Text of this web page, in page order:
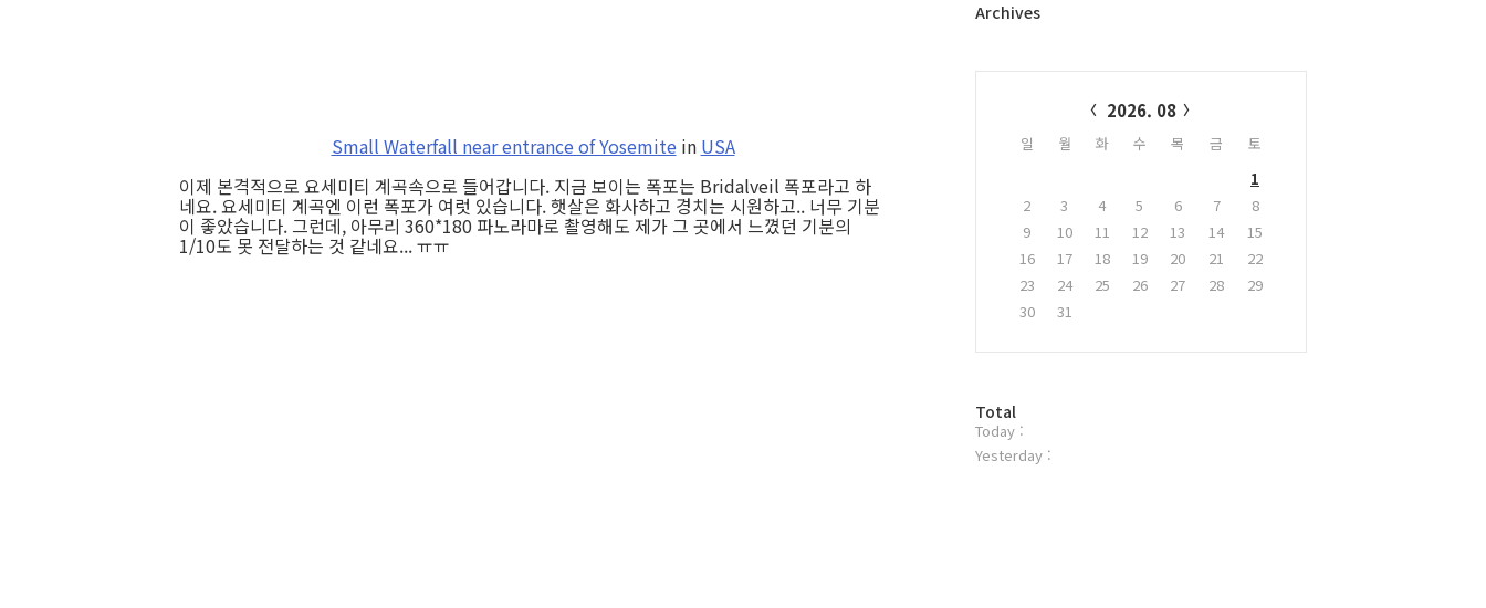
Small Waterfall near entrance of Yosemitein USA
이제 본격적으로 요세미티 계곡속으로 들어갑니다. 지금 보이는 폭포는 Bridalveil 폭포라고 하
네요. 요세미티 계곡엔 이런 폭포가 여럿 있습니다. 햇살은 화사하고 경치는 시원하고.. 너무 기분
이 좋았습니다. 그런데, 아무리 360*180 파노라마로 촬영해도 제가 그 곳에서 느꼈던 기분의
1/10도 못 전달하는 것 같네요... ㅠㅠ
플
Archives
2026. 08
일 월 화 수 목 금
토
1
2
3 4 5 6 7
8
9
10 11 12 13 14
15
16
17 18 19 20 21
22
23
24 25 26 27 28
29
30
31
방
문
자
Total
Today :
Yesterday :